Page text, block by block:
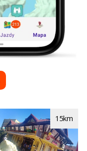
15km